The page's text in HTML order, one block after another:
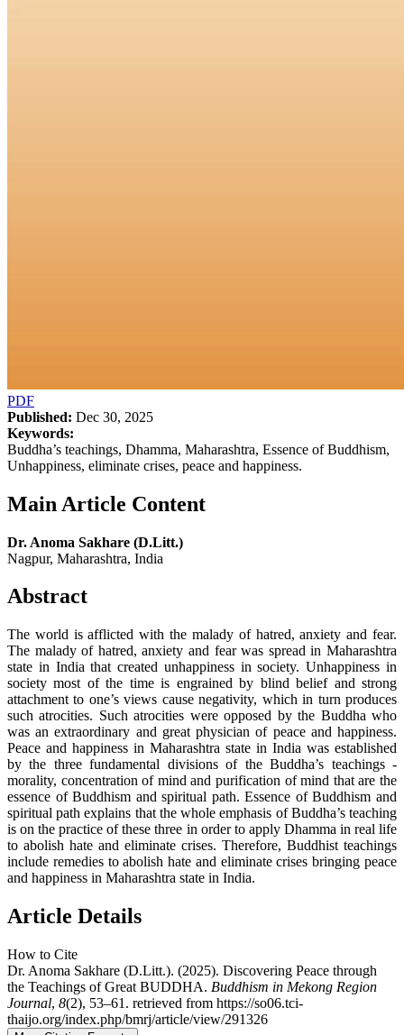
PDF
Published: Dec 30, 2025
Keywords:
Buddha’s teachings, Dhamma, Maharashtra, Essence of Buddhism,
Unhappiness, eliminate crises, peace and happiness.
Main Article Content
Dr. Anoma Sakhare (D.Litt.)
Nagpur, Maharashtra, India
Abstract
The world is afflicted with the malady of hatred, anxiety and fear.
The malady of hatred, anxiety and fear was spread in Maharashtra
state in India that created unhappiness in society. Unhappiness in
society most of the time is engrained by blind belief and strong
attachment to one’s views cause negativity, which in turn produces
such atrocities. Such atrocities were opposed by the Buddha who
was an extraordinary and great physician of peace and happiness.
Peace and happiness in Maharashtra state in India was established
by the three fundamental divisions of the Buddha’s teachings -
morality, concentration of mind and purification of mind that are the
essence of Buddhism and spiritual path. Essence of Buddhism and
spiritual path explains that the whole emphasis of Buddha’s teaching
is on the practice of these three in order to apply Dhamma in real life
to abolish hate and eliminate crises. Therefore, Buddhist teachings
include remedies to abolish hate and eliminate crises bringing peace
and happiness in Maharashtra state in India.
Article Details
How to Cite
Dr. Anoma Sakhare (D.Litt.). (2025). Discovering Peace through
the Teachings of Great BUDDHA. Buddhism in Mekong Region
Journal, 8(2), 53–61. retrieved from https://so06.tci-
thaijo.org/index.php/bmrj/article/view/291326